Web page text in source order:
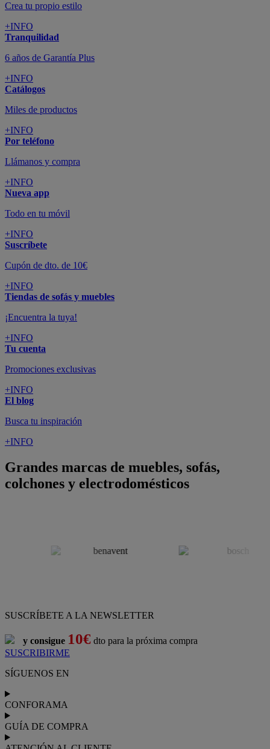
Crea tu propio estilo
+INFO
Tranquilidad
6 años de Garantía Plus
+INFO
Catálogos
Miles de productos
+INFO
Por teléfono
Llámanos y compra
+INFO
Nueva app
Todo en tu móvil
+INFO
Suscríbete
Cupón de dto. de 10€
+INFO
Tiendas de sofás y muebles
¡Encuentra la tuya!
+INFO
Tu cuenta
Promociones exclusivas
+INFO
El blog
Busca tu inspiración
+INFO
Grandes marcas de muebles, sofás,
colchones y electrodomésticos
SUSCRÍBETE A LA NEWSLETTER
y consigue 10€ dto para la próxima compra
SUSCRIBIRME
SÍGUENOS EN
CONFORAMA
GUÍA DE COMPRA